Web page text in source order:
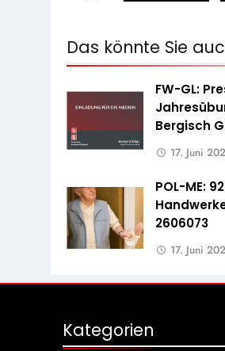
Das könnte Sie
FW-GL:
Bergisch
17. Juni
POL-ME:
2606073
17. Juni
Kategorien